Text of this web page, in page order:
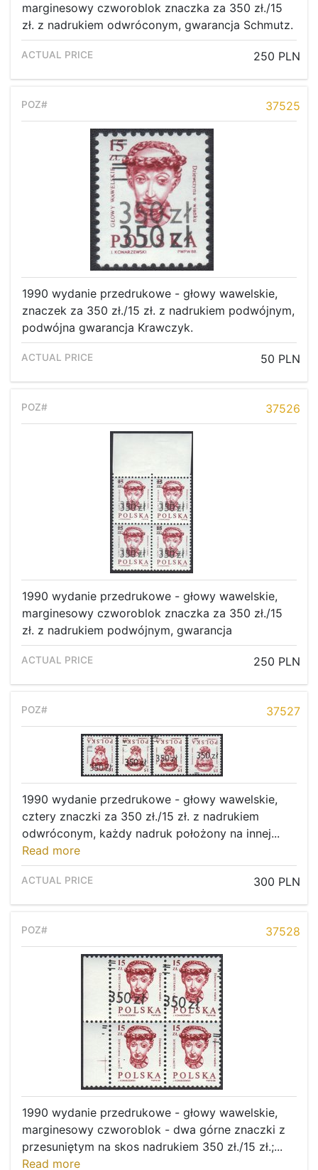
marginesowy czworoblok znaczka za 350 zł./15
zł. z nadrukiem odwróconym, gwarancja Schmutz.
250 PLN
37525
1990 wydanie przedrukowe - głowy wawelskie,
znaczek za 350 zł./15 zł. z nadrukiem podwójnym,
podwójna gwarancja Krawczyk.
50 PLN
37526
1990 wydanie przedrukowe - głowy wawelskie,
marginesowy czworoblok znaczka za 350 zł./15
zł. z nadrukiem podwójnym, gwarancja
250 PLN
37527
1990 wydanie przedrukowe - głowy wawelskie,
cztery znaczki za 350 zł./15 zł. z nadrukiem
odwróconym, każdy nadruk położony na innej...
Read more
300 PLN
37528
1990 wydanie przedrukowe - głowy wawelskie,
marginesowy czworoblok - dwa górne znaczki z
przesuniętym na skos nadrukiem 350 zł./15 zł.;...
Read more